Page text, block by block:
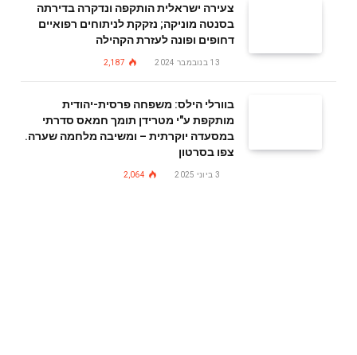
צעירה ישראלית הותקפה ונדקרה בדירתה
בסנטה מוניקה; נזקקת לניתוחים רפואיים
דחופים ופונה לעזרת הקהילה
13 בנובמבר 2024 2,187
בוורלי הילס: משפחה פרסית-יהודית
מותקפת ע"י מטרידן תומך חמאס סדרתי
במסעדה יוקרתית – ומשיבה מלחמה שערה.
צפו בסרטון
3 ביוני 2025 2,064